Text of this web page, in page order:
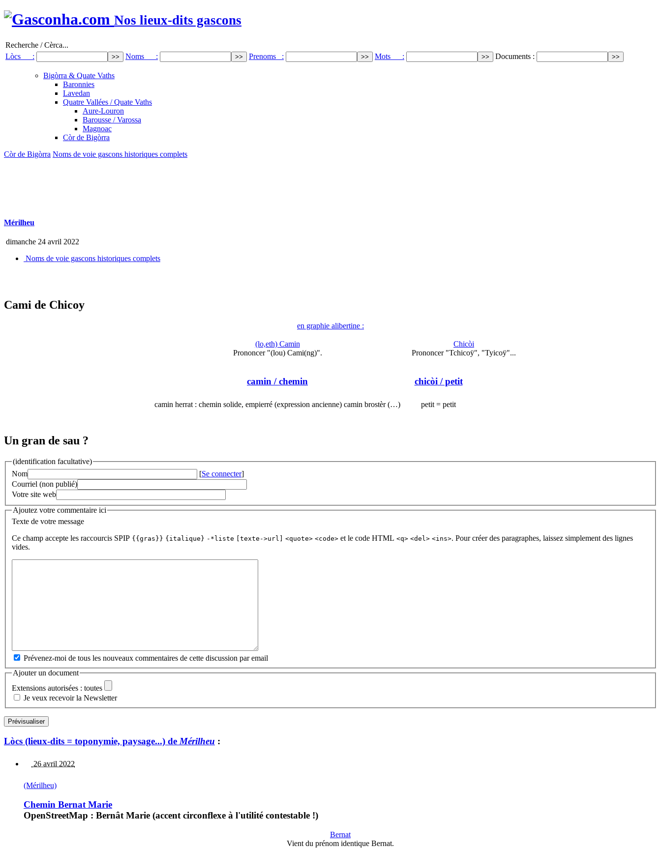
Nos lieux-dits gascons
Recherche / Cèrca...
Lòcs :
Noms : Prenoms : Mots : Documents :
Bigòrra & Quate Vaths
Baronnies
Lavedan
Quatre Vallées / Quate Vaths
Aure-Louron
Barousse / Varossa
Magnoac
Còr de Bigòrra
Còr de Bigòrra Noms de voie gascons historiques complets
Mérilheu
dimanche 24 avril 2022
Noms de voie gascons historiques complets
Cami de Chicoy
en graphie alibertine :
(lo,eth) Camin
Prononcer "(lou) Cami(ng)".
camin / chemin
camin herrat : chemin solide, empierré (expression ancienne) camin brostèr (…)
Chicòi
Prononcer "Tchicoÿ", "Tyicoÿ"...
chicòi / petit
petit = petit
Un gran de sau ?
(identification facultative)
Nom
[Se connecter]
Courriel (non publié)
Votre site web
Ajoutez votre commentaire ici
Texte de votre message
Ce champ accepte les raccourcis SPIP {{gras}} {italique} -*liste [texte->url] <quote> <code> et le code HTML <q> <del> <ins>. Pour créer des paragraphes, laissez simplement des lignes
vides.
Prévenez-moi de tous les nouveaux commentaires de cette discussion par email
Ajouter un document
Extensions autorisées : toutes
Je veux recevoir la Newsletter
Lòcs (lieux-dits = toponymie, paysage...) de Mérilheu :
26 avril 2022
(Mérilheu)
Chemin Bernat Marie
OpenStreetMap : Bernât Marie (accent circonflexe à l'utilité contestable !)
Bernat
Vient du prénom identique Bernat.